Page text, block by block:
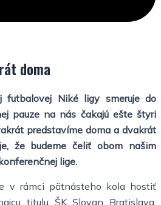
doma
futbalovej Niké ligy smeruje do
pauze na nás čakajú ešte štyri
predstavíme doma a dvakrát
že budeme čeliť obom našim
lige.
v rámci pätnásteho kola hostiť
titulu ŠK Slovan Bratislava,